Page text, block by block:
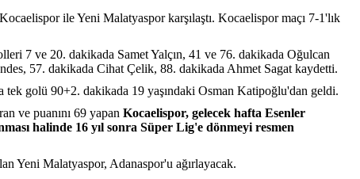
ile Yeni Malatyaspor karşılaştı. Kocaelispor maçı 7-1'lık
7 ve 20. dakikada Samet Yalçın, 41 ve 76. dakikada Oğulcan
57. dakikada Cihat Çelik, 88. dakikada Ahmet Sagat kaydetti.
tek golü 90+2. dakikada 19 yaşındaki Osman Katipoğlu'dan geldi.
ve puanını 69 yapan Kocaelispor, gelecek hafta Esenler
halinde 16 yıl sonra Süper Lig'e dönmeyi resmen
Yeni Malatyaspor, Adanaspor'u ağırlayacak.